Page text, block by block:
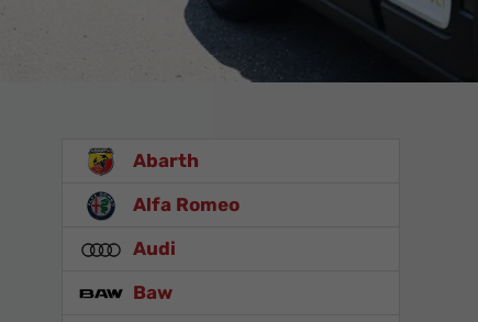
Abarth
Alfa Romeo
Audi
Baw